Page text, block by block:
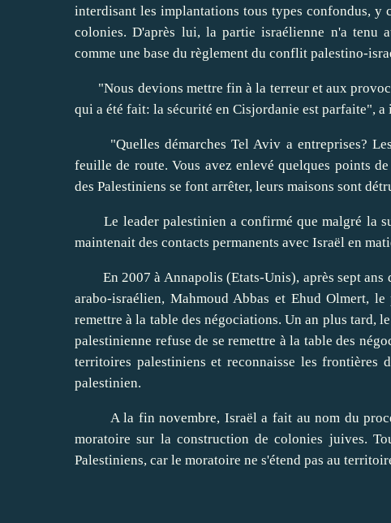
interdisant les implantations tous types confondus, y
colonies. D'après lui, la partie israélienne n'a tenu
comme une base du règlement du conflit palestino-
"Nous devions mettre fin à la terreur et aux
qui a été fait: la sécurité en Cisjordanie est parfaite",
"Quelles démarches Tel Aviv a entreprises? Les
feuille de route. Vous avez enlevé quelques points
des Palestiniens se font arrêter, leurs maisons sont
Le leader palestinien a confirmé que malgré la
maintenait des contacts permanents avec Israël en
En 2007 à Annapolis (Etats-Unis), après sept ans
arabo-israélien, Mahmoud Abbas et Ehud Olmert,
remettre à la table des négociations. Un an plus tard,
palestinienne refuse de se remettre à la table des
territoires palestiniens et reconnaisse les
palestinien.
A la fin novembre, Israël a fait au nom du
moratoire sur la construction de colonies juives.
Palestiniens, car le moratoire ne s'étend pas au